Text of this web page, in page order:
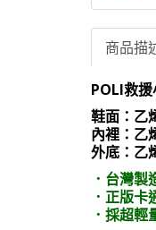
商品描
POLI救
鞋面：乙
內裡：乙
外底：乙
．台灣製
．正版
．採超輕